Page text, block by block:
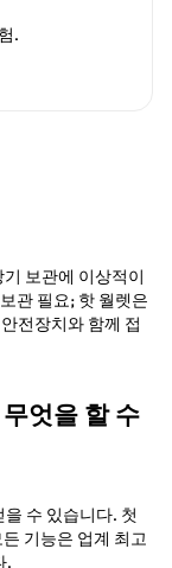
.
보관에 이상적이
관 필요; 핫 월렛은
전장치와 함께 접
엇을 할 수
수 있습니다. 첫
기능은 업계 최고
.